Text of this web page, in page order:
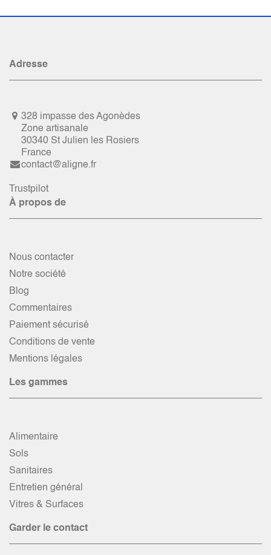
Adresse
328 impasse des Agonèdes
Zone artisanale
30340 St Julien les Rosiers
France
contact@aligne.fr
Trustpilot
À propos de
Nous contacter
Notre société
Blog
Commentaires
Paiement sécurisé
Conditions de vente
Mentions légales
Les gammes
Alimentaire
Sols
Sanitaires
Entretien général
Vitres & Surfaces
Garder le contact